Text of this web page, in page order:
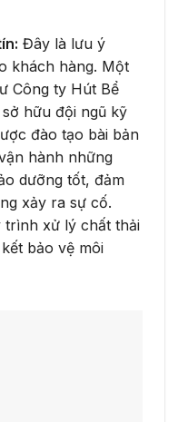
Đây là lưu ý
khách hàng. Một
Công ty Hút Bể
hữu đội ngũ kỹ
đào tạo bài bản
hành những
dưỡng tốt, đảm
xảy ra sự cố.
xử lý chất thải
bảo vệ môi